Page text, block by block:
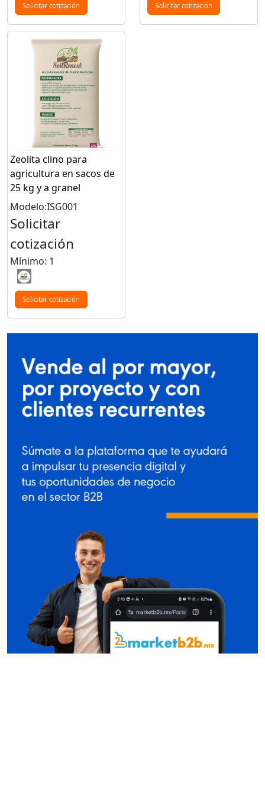
Solicitar cotización Solicitar cotización
Zeolita clino para
agricultura en sacos de
25 kg y a granel
Modelo:ISG001
Solicitar
cotización
Mínimo: 1
Solicitar cotización